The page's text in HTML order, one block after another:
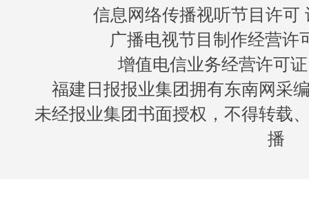
信息网络传播视听节目许可
广播电视节目制作经营许
增值电信业务经营许可
福建日报报业集团拥有东南网采
未经报业集团书面授权，不得转载
播